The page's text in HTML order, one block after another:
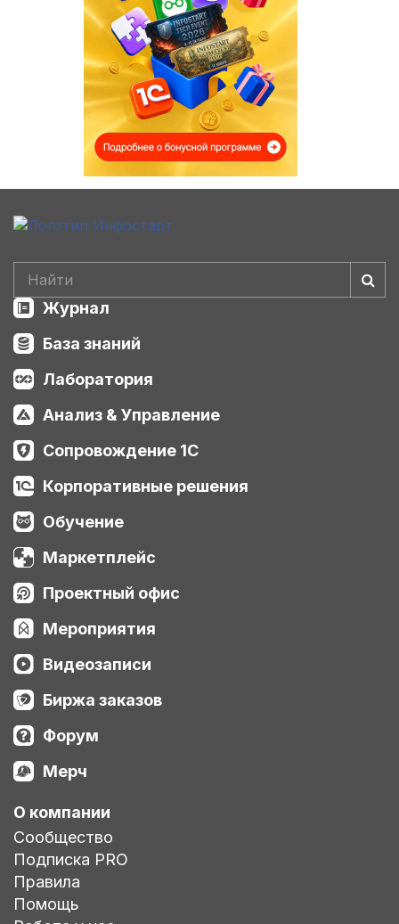
Журнал
База знаний
Лаборатория
Анализ & Управление
Сопровождение 1С
Корпоративные решения
Обучение
Маркетплейс
Проектный офис
Мероприятия
Видеозаписи
Биржа заказов
Форум
Мерч
О компании
Сообщество
Подписка PRO
Правила
Помощь